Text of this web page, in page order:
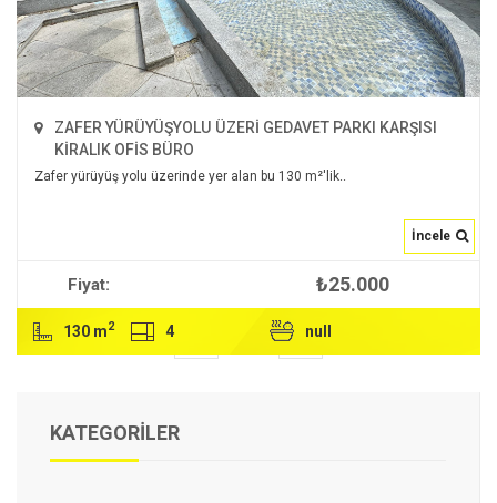
ZAFER YÜRÜYÜŞYOLU ÜZERİ GEDAVET PARKI KARŞISI
KİRALIK OFİS BÜRO
Zafer yürüyüş yolu üzerinde yer alan bu 130 m²'lik..
İncele
Fiyat: ₺25.000
130 m2 4 null
KATEGORILER